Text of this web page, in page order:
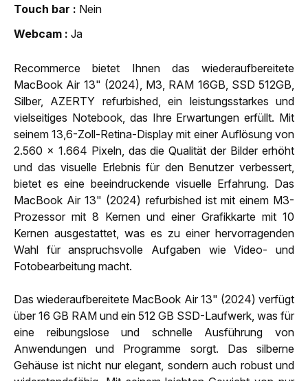
Touch bar
Nein
Webcam
Ja
Recommerce bietet Ihnen das wiederaufbereitete
MacBook Air 13" (2024), M3, RAM 16GB, SSD 512GB,
Silber, AZERTY refurbished, ein leistungsstarkes und
vielseitiges Notebook, das Ihre Erwartungen erfüllt. Mit
seinem 13,6-Zoll-Retina-Display mit einer Auflösung von
2.560 x 1.664 Pixeln, das die Qualität der Bilder erhöht
und das visuelle Erlebnis für den Benutzer verbessert,
bietet es eine beeindruckende visuelle Erfahrung. Das
MacBook Air 13" (2024) refurbished ist mit einem M3-
Prozessor mit 8 Kernen und einer Grafikkarte mit 10
Kernen ausgestattet, was es zu einer hervorragenden
Wahl für anspruchsvolle Aufgaben wie Video- und
Fotobearbeitung macht.
Das wiederaufbereitete MacBook Air 13" (2024) verfügt
über 16 GB RAM und ein 512 GB SSD-Laufwerk, was für
eine reibungslose und schnelle Ausführung von
Anwendungen und Programme sorgt. Das silberne
Gehäuse ist nicht nur elegant, sondern auch robust und